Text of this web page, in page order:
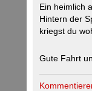
Ein heimlich
Hintern der
kriegst du
Gute Fahrt